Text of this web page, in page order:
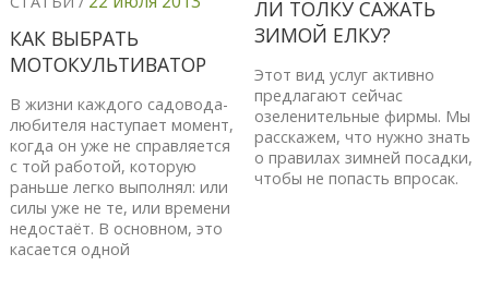
КАК ВЫБРАТЬ
МОТОКУЛЬТИВАТОР
В жизни каждого садовода-
любителя наступает момент,
когда он уже не справляется
с той работой, которую
раньше легко выполнял: или
силы уже не те, или времени
недостаёт. В основном, это
касается одной
ЛИ ТОЛКУ САЖАТЬ
ЗИМОЙ ЕЛКУ?
Этот вид услуг активно
предлагают сейчас
озеленительные фирмы. Мы
расскажем, что нужно знать
о правилах зимней посадки,
чтобы не попасть впросак.